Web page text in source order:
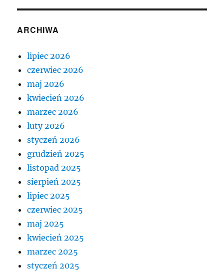
ARCHIWA
lipiec 2026
czerwiec 2026
maj 2026
kwiecień 2026
marzec 2026
luty 2026
styczeń 2026
grudzień 2025
listopad 2025
sierpień 2025
lipiec 2025
czerwiec 2025
maj 2025
kwiecień 2025
marzec 2025
styczeń 2025